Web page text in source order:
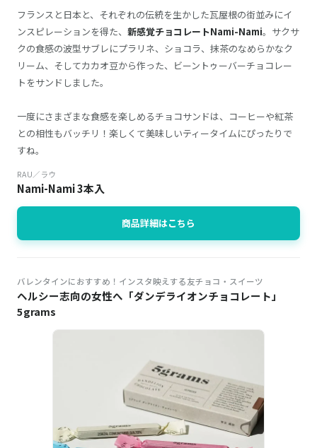
フランスと日本と、それぞれの伝統を生かした瓦屋根の街並みにイ
ンスピレーションを得た、 新感覚チョコレートNami-Nami。サクサ
クの食感の波型サブレにプラリネ、ショコラ、抹茶のなめらかなク
リーム、そしてカカオ豆から作った、ビーントゥーバーチョコレー
トをサンドしました。
一度にさまざまな食感を楽しめるチョコサンドは、コーヒーや紅茶
との相性もバッチリ！楽しくて美味しいティータイムにぴったりで
すね。
RAU／ラウ
Nami-Nami 3本入
商品詳細はこちら
バレンタインにおすすめ！インスタ映えする友チョコ・スイーツ
ヘルシー志向の女性へ「ダンデライオンチョコレート」
5grams